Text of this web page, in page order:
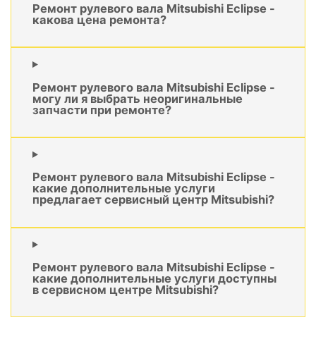
Ремонт рулевого вала Mitsubishi Eclipse -
какова цена ремонта?
Ремонт рулевого вала Mitsubishi Eclipse -
могу ли я выбрать неоригинальные
запчасти при ремонте?
Ремонт рулевого вала Mitsubishi Eclipse -
какие дополнительные услуги
предлагает сервисный центр Mitsubishi?
Ремонт рулевого вала Mitsubishi Eclipse -
какие дополнительные услуги доступны
в сервисном центре Mitsubishi?